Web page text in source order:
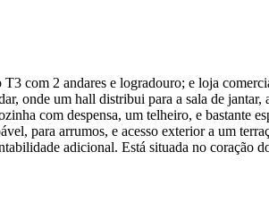
com 2 andares e logradouro; e loja
onde um hall distribui para a sala de
com despensa, um telheiro, e bastante
para arrumos, e acesso exterior a um
adicional. Está situada no coração